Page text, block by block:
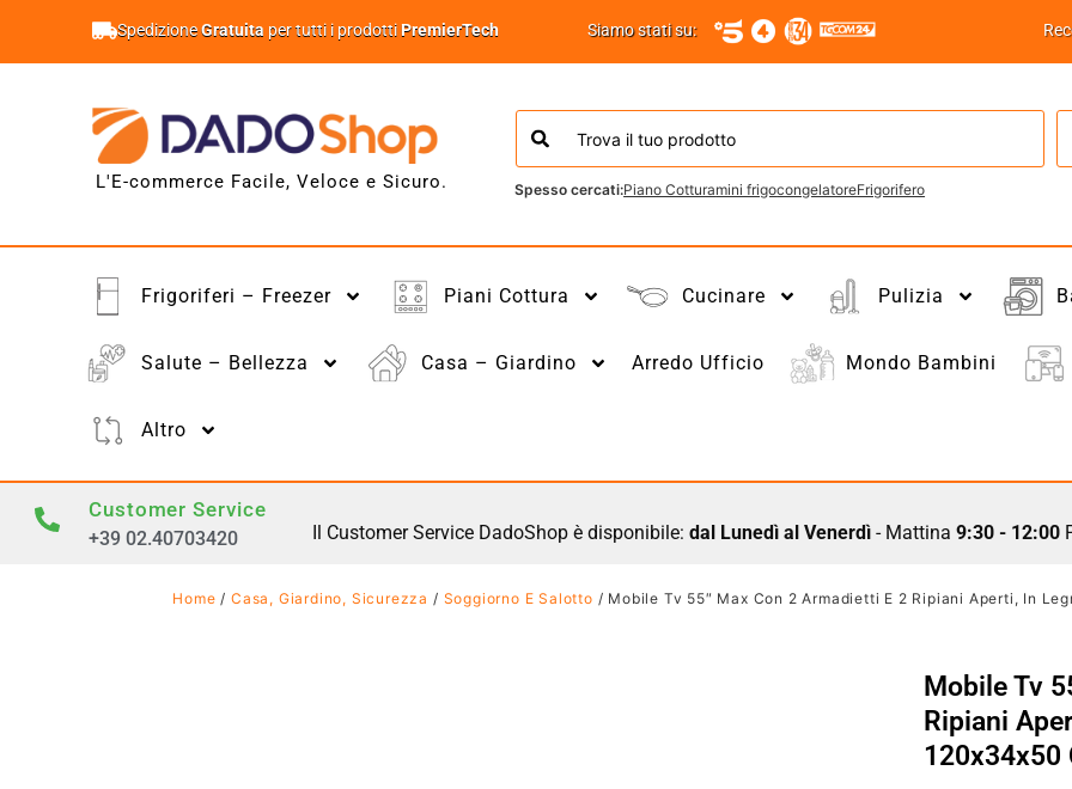
SpedizioneGratuita per tutti i prodottiPremierTech Siamo stati su:
L'E-commerce Facile, Veloce e Sicuro. Spesso cercati:Piano Cotturamini frigocongelatoreFrigorifero
Frigoriferi – Freezer Piani Cottura Cucinare Pulizia
Salute – Bellezza Casa – Giardino Arredo Ufficio Mondo Bambini
Altro
Customer Service
+39 02.40703420 Il Customer Service DadoShop è disponibile: dal Lunedì al Venerdì- Mattina 9:30 - 12:00
Home /Casa, Giardino, Sicurezza / Soggiorno E Salotto / Mobile Tv 55″ Max Con 2 Armadietti E 2 Ripiani Aperti, In
Mobile Tv
Ripiani
120x34x50